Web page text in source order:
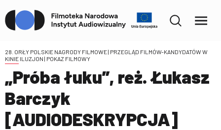
28. ORŁY POLSKIE NAGRODY FILMOWE | PRZEGLĄD FILMÓW-KANDYDATÓW W
KINIE ILUZJON | POKAZ FILMOWY
„Próba łuku”, reż. Łukasz
Barczyk
[AUDIODESKRYPCJA]